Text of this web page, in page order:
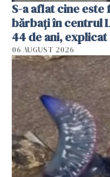
S-a aflat cine este
bărbați în centrul
44 de ani,
06 AUGUST 2026